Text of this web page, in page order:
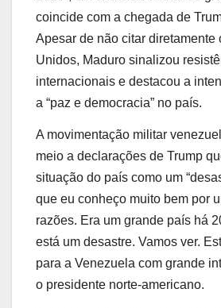
coincide com a chegada de
Apesar de não citar diretamente
Unidos, Maduro sinalizou
internacionais e destacou a
a “paz e democracia” no país.
A movimentação militar
meio a declarações de Trump
situação do país como um
que eu conheço muito bem por
razões. Era um grande país há
está um desastre. Vamos ver.
para a Venezuela com grande
o presidente norte-americano.